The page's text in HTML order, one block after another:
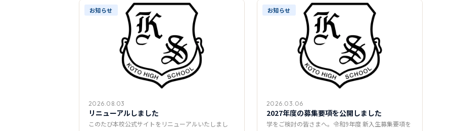
お知らせ
2026.08.03
リニューアルしました
このたび本校公式サイトをリニューアルいたしまし
お知らせ
2026.03.06
2027年度の募集要項を公開しました
学をご検討の皆さまへ。令和9年度 新入生募集要項を